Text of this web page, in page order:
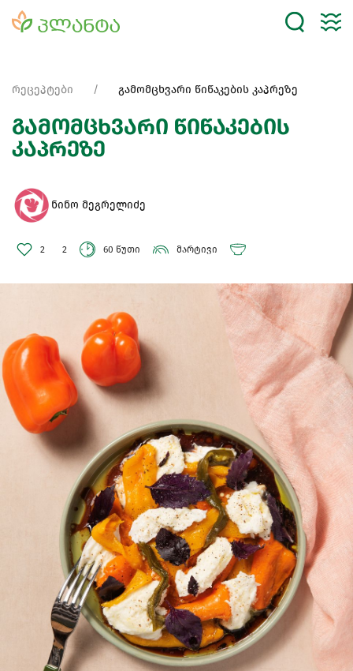
რეცეპტები გამომცხვარი წიწაკების კაპრეზე
გამომცხვარი წიწაკების
კაპრეზე
ნინო მეგრელიძე
2 2 60 წუთი მარტივი